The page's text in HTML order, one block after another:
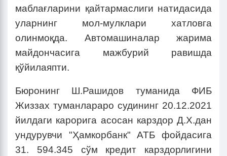
маблағларини қайтармаслиги натидасида
уларнинг мол-мулклари хатловга
олинмоқда. Автомашиналар жарима
майдончасига мажбурий равишда
қўйилаяпти.
Бюронинг Ш.Рашидов туманида ФИБ
Жиззах туманлараро судининг 20.12.2021
йилдаги карорига асосан карздор Д.Х.дан
ундурувчи "Ҳамкорбанк" АТБ фойдасига
31. 594.345 сўм кредит карздорлигини